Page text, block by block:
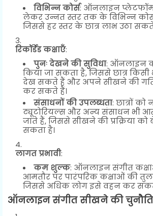
विभिन्न कोर्स: ऑनलाइन
लेकर उन्नत स्तर तक के विभिन्न
जिससे हर स्तर के छात्र लाभ उठा
रिकॉर्डेड कक्षाएँ:
पुनः देखने की सुविधा: ऑनलाइन
किया जा सकता है, जिससे छात्र किसी
देख सकते हैं और अपने सीखने की गति
कर सकते हैं।
संसाधनों की उपलब्धता: छात्रों को
ट्यूटोरियल्स और अन्य संसाधन भी
जाते हैं, जिससे सीखने की प्रक्रिया को
सकता है।
लागत प्रभावी:
कम शुल्क: ऑनलाइन संगीत
आमतौर पर पारंपरिक कक्षाओं की
जिससे अधिक लोग इसे वहन कर
ऑनलाइन संगीत सीखने की